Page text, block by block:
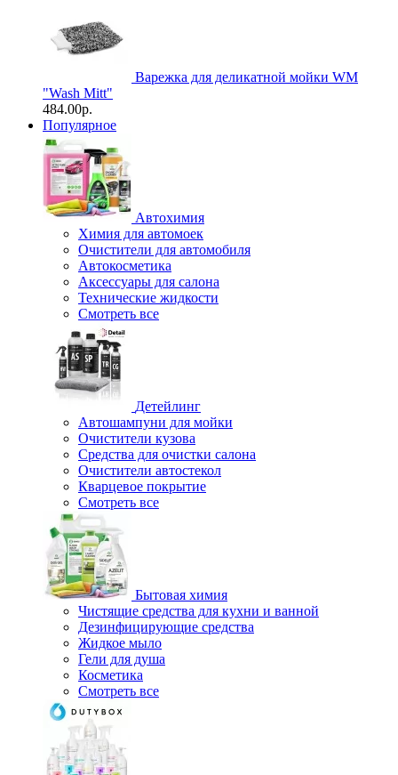
Варежка для деликатной мойки WM
"Wash Mitt"
484.00р.
Популярное
Автохимия
Химия для автомоек
Очистители для автомобиля
Автокосметика
Аксессуары для салона
Технические жидкости
Смотреть все
Детейлинг
Автошампуни для мойки
Очистители кузова
Средства для очистки салона
Очистители автостекол
Кварцевое покрытие
Смотреть все
Бытовая химия
Чистящие средства для кухни и ванной
Дезинфицирующие средства
Жидкое мыло
Гели для душа
Косметика
Смотреть все